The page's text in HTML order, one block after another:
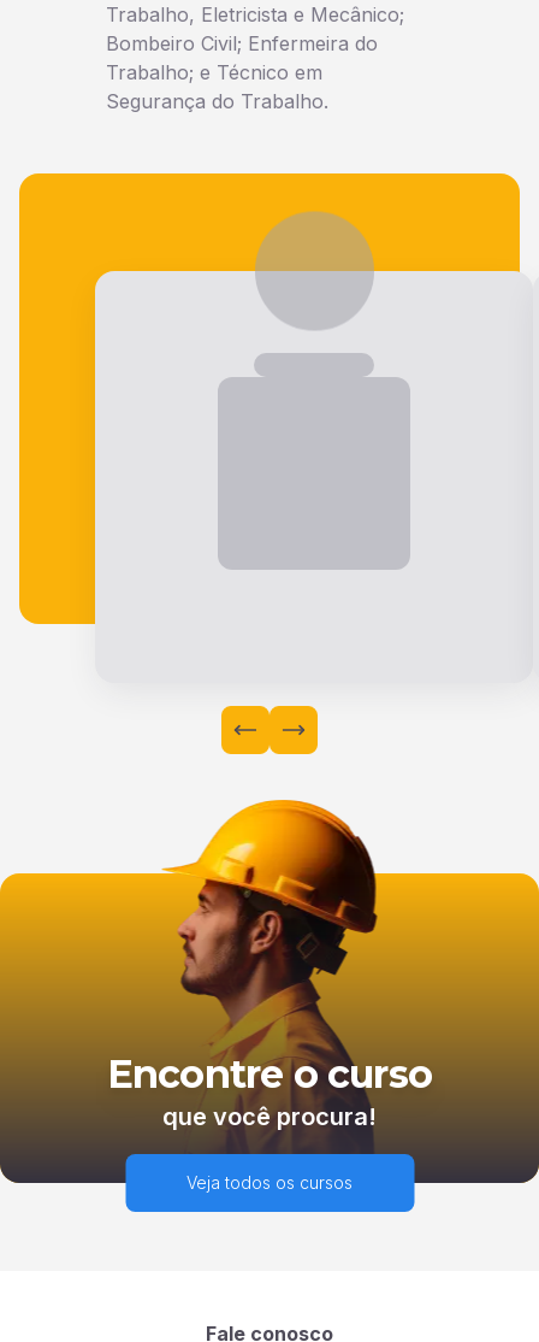
Trabalho, Eletricista e Mecânico;
Bombeiro Civil; Enfermeira do
Trabalho; e Técnico em
Segurança do Trabalho.
Veja o que nossos alunos falam
Encontre o curso
que você procura!
Veja todos os cursos
Fale conosco